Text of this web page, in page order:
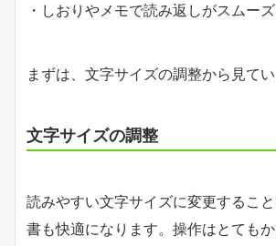
・しおりやメモで読み返しがスムー
まずは、文字サイズの調整から見てい
文字サイズの調整
読みやすい文字サイズに変更するこ
書も快適になります。操作はとてもか